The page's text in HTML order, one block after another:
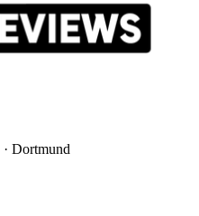
· Dortmund